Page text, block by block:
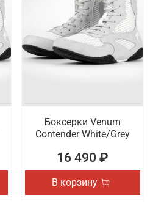
Боксерки Venum
Contender White/Grey
16 490 ₽
В корзину